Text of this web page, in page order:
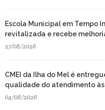
Escola Municipal em Tempo
revitalizada e recebe
27/08/2026
CMEI da Ilha do Mel é
qualidade do atendimento
04/08/2026